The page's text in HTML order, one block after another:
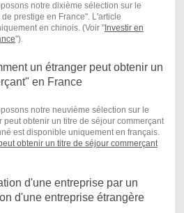
notre dixième sélection sur le
prestige en France". L'article
en chinois. (Voir "Investir en
") .
un étranger peut obtenir un
en France
notre neuvième sélection sur le
peut obtenir un titre de séjour commerçant
est disponible uniquement en français.
obtenir un titre de séjour commerçant
d'une entreprise par un
d'une entreprise étrangère